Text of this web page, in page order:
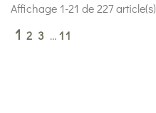
Affichage 1-21 de 227 article(s)
1 2 3 …11